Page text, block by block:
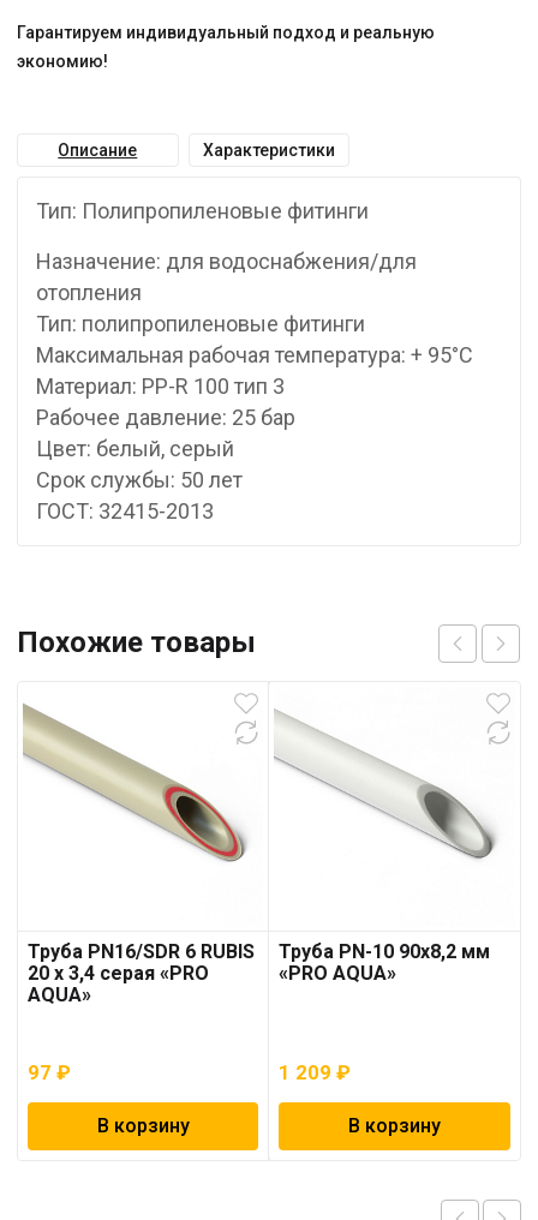
Гарантируем индивидуальный подход и реальную
экономию!
Описание Характеристики
Тип: Полипропиленовые фитинги
Назначение: для водоснабжения/для
отопления
Тип: полипропиленовые фитинги
Максимальная рабочая температура: + 95°С
Материал: PP-R 100 тип 3
Рабочее давление: 25 бар
Цвет: белый, серый
Срок службы: 50 лет
ГОСТ: 32415-2013
Похожие товары
Труба PN16/SDR 6 RUBIS
20 x 3,4 серая «PRO
AQUA»
97 ₽
В корзину
Труба PN-10 90х8,2 мм
«PRO AQUA»
1 209₽
В корзину